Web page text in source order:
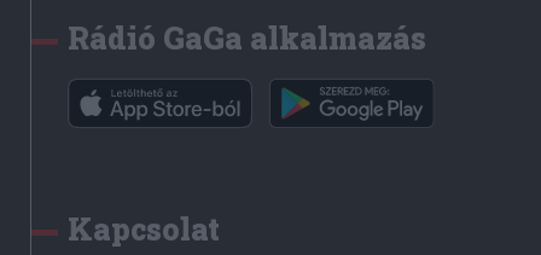
Rádió GaGa alkalmazás
Kapcsolat